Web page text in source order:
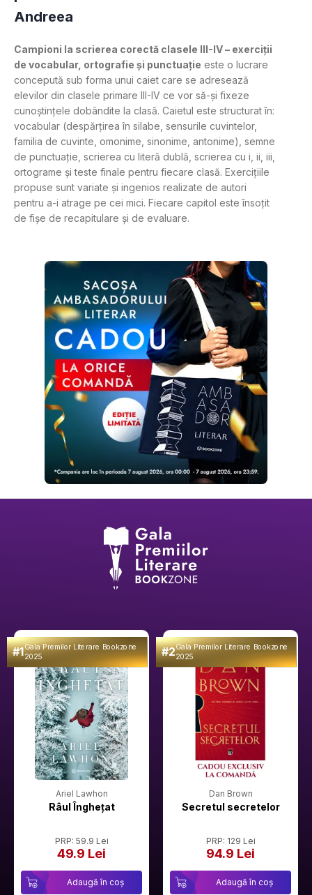
Andreea
Campioni la scrierea corectă clasele III-IV – exerciții
de vocabular, ortografie și punctuație este o lucrare
concepută sub forma unui caiet care se adresează
elevilor din clasele primare III-IV ce vor să-și fixeze
cunoștințele dobândite la clasă. Caietul este structurat în:
vocabular (despărțirea în silabe, sensurile cuvintelor,
familia de cuvinte, omonime, sinonime, antonime), semne
de punctuație, scrierea cu literă dublă, scrierea cu i, ii, iii,
ortograme și teste finale pentru fiecare clasă. Exercițiile
propuse sunt variate și ingenios realizate de autori
pentru a-i atrage pe cei mici. Fiecare capitol este însoțit
de fișe de recapitulare și de evaluare.
#1Gala Premilor Literare Bookzone
2025
Ariel Lawhon
Râul Înghețat
PRP: 59.9 Lei
49.9 Lei
Adaugă în coș
#2Gala Premilor Literare Bookzone
2025
Dan Brown
Secretul secretelor
PRP: 129 Lei
94.9 Lei
Adaugă în coș